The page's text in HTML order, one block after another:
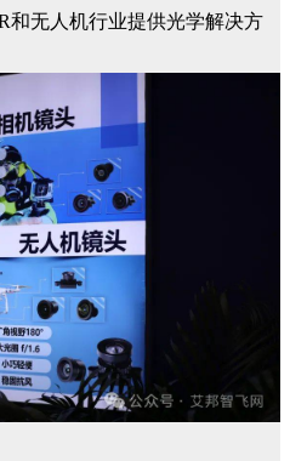
和无人机行业提供光学解决方